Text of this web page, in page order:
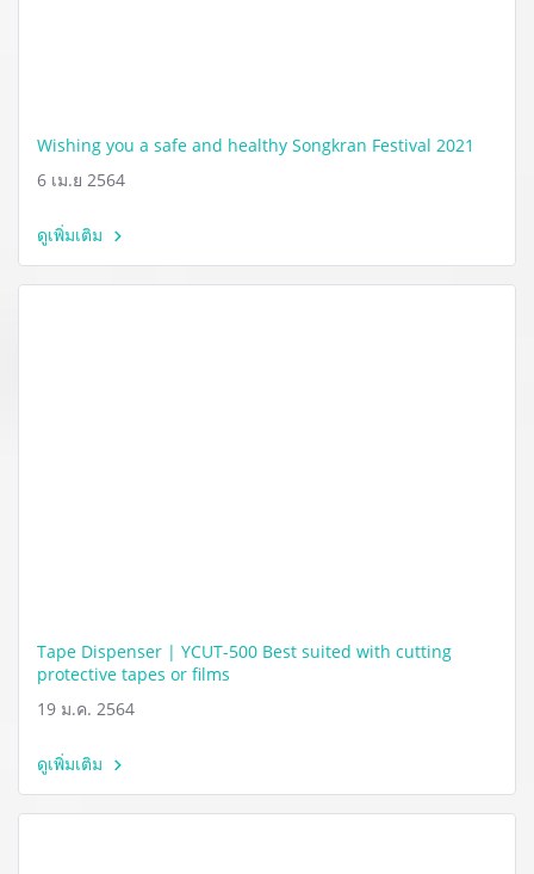
Wishing you a safe and healthy Songkran Festival 2021
6 เม.ย 2564
ดูเพิ่มเติม
Tape Dispenser | YCUT-500 Best suited with cutting
protective tapes or films
19 ม.ค. 2564
ดูเพิ่มเติม